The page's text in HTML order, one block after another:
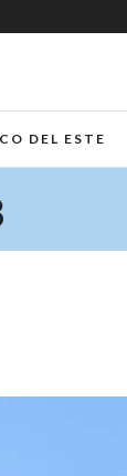
DEL ESTE